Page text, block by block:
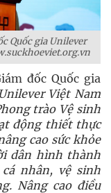
Quốc gia Unilever
đốc Quốc gia
Unilever Việt Nam
trào Vệ sinh
động thiết thực
cao sức khỏe
dân hình thành
nhân, vệ sinh
Nâng cao điều